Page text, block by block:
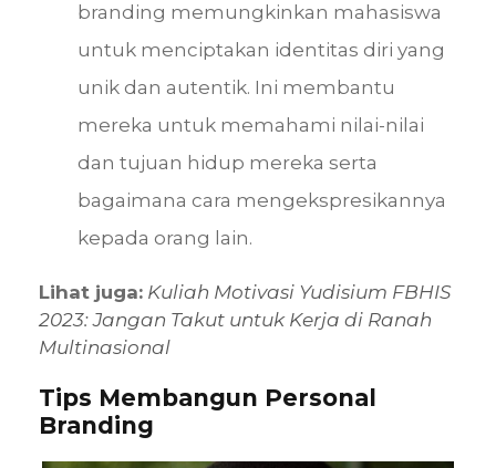
branding memungkinkan mahasiswa
untuk menciptakan identitas diri yang
unik dan autentik. Ini membantu
mereka untuk memahami nilai-nilai
dan tujuan hidup mereka serta
bagaimana cara mengekspresikannya
kepada orang lain.
Lihat juga: Kuliah Motivasi Yudisium FBHIS
2023: Jangan Takut untuk Kerja di Ranah
Multinasional
Tips Membangun Personal
Branding